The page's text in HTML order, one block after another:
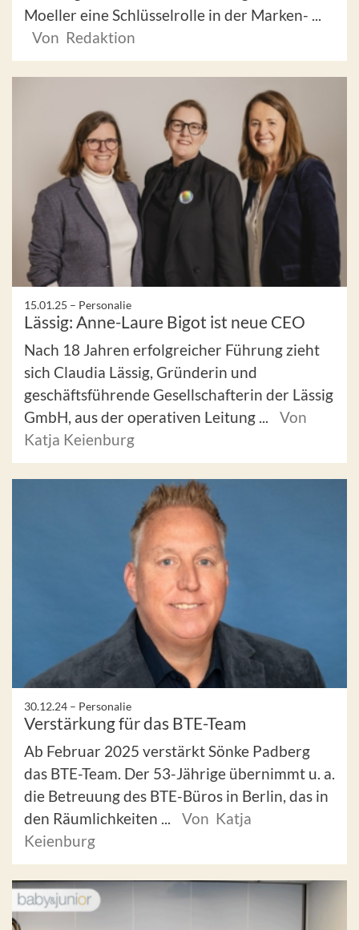
Moeller eine Schlüsselrolle in der Marken- ...
Von Redaktion
15.01.25 – Personalie
Lässig: Anne-Laure Bigot ist neue CEO
Nach 18 Jahren erfolgreicher Führung zieht
sich Claudia Lässig, Gründerin und
geschäftsführende Gesellschafterin der Lässig
GmbH, aus der operativen Leitung ...
Von
Katja Keienburg
30.12.24 – Personalie
Verstärkung für das BTE-Team
Ab Februar 2025 verstärkt Sönke Padberg
das BTE-Team. Der 53-Jährige übernimmt u. a.
die Betreuung des BTE-Büros in Berlin, das in
den Räumlichkeiten ...
Von Katja
Keienburg